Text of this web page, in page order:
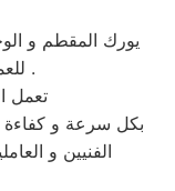
يورك المقطم و
للعمل لدي المراكز .
تعمل
الفنيين و